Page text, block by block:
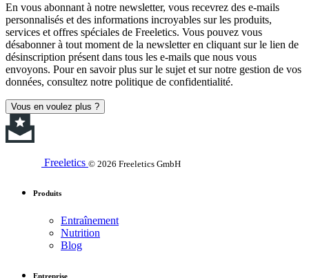
En vous abonnant à notre newsletter, vous recevrez des e-mails
personnalisés et des informations incroyables sur les produits,
services et offres spéciales de Freeletics. Vous pouvez vous
désabonner à tout moment de la newsletter en cliquant sur le lien de
désinscription présent dans tous les e-mails que nous vous
envoyons. Pour en savoir plus sur le sujet et sur notre gestion de vos
données, consultez notre politique de confidentialité.
Vous en voulez plus ?
Freeletics © 2026 Freeletics GmbH
Produits
Entraînement
Nutrition
Blog
Entreprise